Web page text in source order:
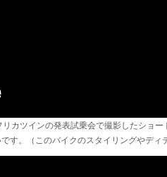
カツインの発表試乗会で撮影したショ
す。（このバイクのスタイリングやディ